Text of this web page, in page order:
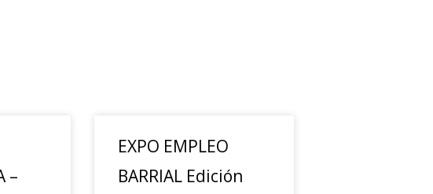
–
EXPO EMPLEO
BARRIAL Edición